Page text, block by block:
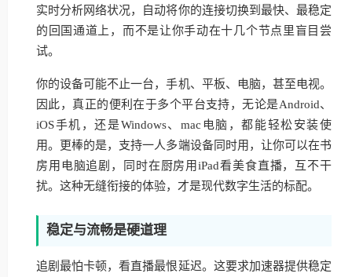
实时分析网络状况，自动将你的连接切换到最快、最稳定
的回国通道上，而不是让你手动在十几个节点里盲目尝
试。
你的设备可能不止一台，手机、平板、电脑，甚至电视。
因此，真正的便利在于多个平台支持，无论是Android、
iOS手机，还是Windows、mac电脑，都能轻松安装使
用。更棒的是，支持一人多端设备同时用，让你可以在书
房用电脑追剧，同时在厨房用iPad看美食直播，互不干
扰。这种无缝衔接的体验，才是现代数字生活的标配。
稳定与流畅是硬道理
追剧最怕卡顿，看直播最恨延迟。这要求加速器提供稳定